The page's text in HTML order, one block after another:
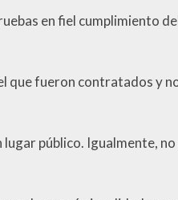
en fiel cumplimiento
que fueron contratados y
lugar público. Igualmente,